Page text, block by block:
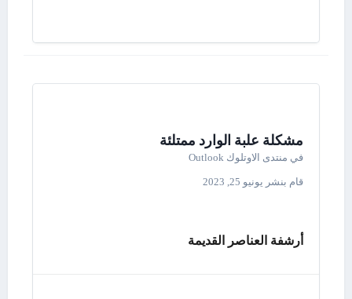
مشكلة علبة الوارد ممتلئة
في منتدى الاوتلوك Outlook
قام بنشر يونيو 25, 2023
أرشفة العناصر القديمة